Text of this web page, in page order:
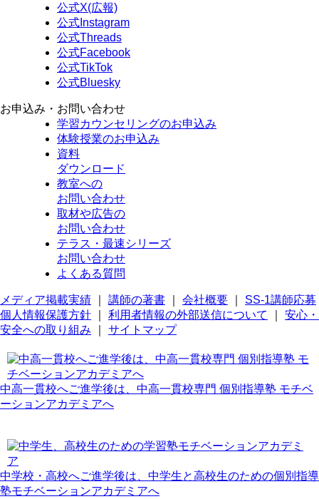
公式X(広報)
公式Instagram
公式Threads
公式Facebook
公式TikTok
公式Bluesky
お申込み・お問い合わせ
学習カウンセリングのお申込み
体験授業のお申込み
資料
ダウンロード
教室への
お問い合わせ
取材や広告の
お問い合わせ
テラス・最速シリーズ
お問い合わせ
よくある質問
メディア掲載実績 講師の著書 会社概要
SS-1講師応募
個人情報保護方針
利用者情報の外部送信について
安心・
安全への取り組み
サイトマップ
中高一貫校へご進学後は、中高一貫校専門 個別指導塾 モチベ
ーションアカデミアへ
中学校・高校へご進学後は、中学生と高校生のための個別指導
塾モチベーションアカデミアへ